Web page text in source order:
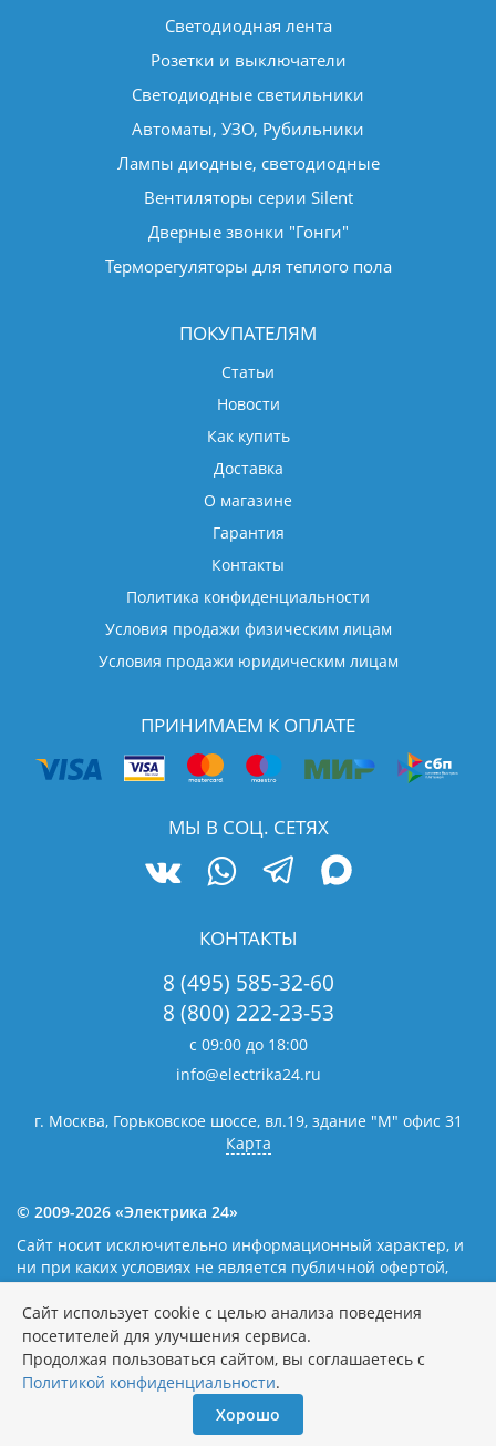
Светодиодная лента
Розетки и выключатели
Светодиодные светильники
Автоматы, УЗО, Рубильники
Лампы диодные, светодиодные
Вентиляторы серии Silent
Дверные звонки "Гонги"
Терморегуляторы для теплого пола
ПОКУПАТЕЛЯМ
Статьи
Новости
Как купить
Доставка
О магазине
Гарантия
Контакты
Политика конфиденциальности
Условия продажи физическим лицам
Условия продажи юридическим лицам
ПРИНИМАЕМ К ОПЛАТЕ
МЫ В СОЦ. СЕТЯХ
КОНТАКТЫ
8 (495) 585-32-60
8 (800) 222-23-53
с 09:00 до 18:00
info@electrika24.ru
г. Москва, Горьковское шоссе, вл.19, здание "М" офис 31
Карта
© 2009-2026 «Электрика 24»
Сайт носит исключительно информационный характер, и
ни при каких условиях не является публичной офертой,
определяемой положениями статьи 437(2) Гражданского
кодекса Российской Федерации. Наличие и цены уточняйте
у наших операторов.Политика обработки персональных
данных
Сайт использует cookie с целью анализа поведения
посетителей для улучшения сервиса.
Продолжая пользоваться сайтом, вы соглашаетесь с
Политикой конфиденциальности.
Хорошо